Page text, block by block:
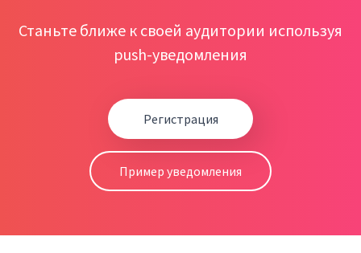
Станьте ближе к своей аудитории используя
push-уведомления
Регистрация
Пример уведомления